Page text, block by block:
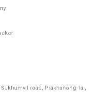
road, Prakhanong-Tai,